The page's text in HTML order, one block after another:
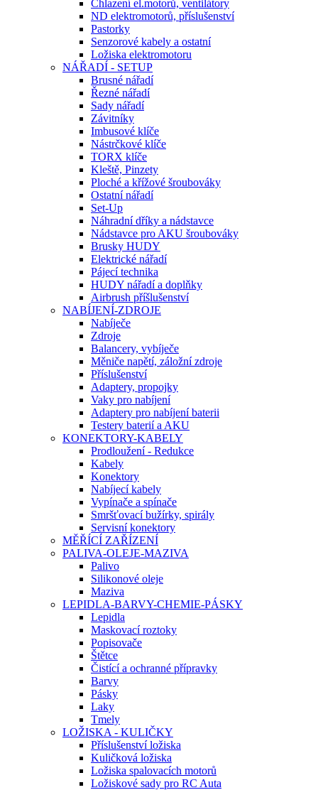
Chlazení el.motorů, ventilátory
ND elektromotorů, příslušenství
Pastorky
Senzorové kabely a ostatní
Ložiska elektromotoru
NÁŘADÍ - SETUP
Brusné nářadí
Řezné nářadí
Sady nářadí
Závitníky
Imbusové klíče
Nástrčkové klíče
TORX klíče
Kleště, Pinzety
Ploché a křížové šroubováky
Ostatní nářadí
Set-Up
Náhradní dříky a nádstavce
Nádstavce pro AKU šroubováky
Brusky HUDY
Elektrické nářadí
Pájecí technika
HUDY nářadí a doplňky
Airbrush příšlušenství
NABÍJENÍ-ZDROJE
Nabíječe
Zdroje
Balancery, vybíječe
Měniče napětí, záložní zdroje
Příslušenství
Adaptery, propojky
Vaky pro nabíjení
Adaptery pro nabíjení baterii
Testery baterií a AKU
KONEKTORY-KABELY
Prodloužení - Redukce
Kabely
Konektory
Nabíjecí kabely
Vypínače a spínače
Smršťovací bužírky, spirály
Servisní konektory
MĚŘÍCÍ ZAŘÍZENÍ
PALIVA-OLEJE-MAZIVA
Palivo
Silikonové oleje
Maziva
LEPIDLA-BARVY-CHEMIE-PÁSKY
Lepidla
Maskovací roztoky
Popisovače
Štětce
Čistící a ochranné přípravky
Barvy
Pásky
Laky
Tmely
LOŽISKA - KULIČKY
Příslušenství ložiska
Kuličková ložiska
Ložiska spalovacích motorů
Ložiskové sady pro RC Auta